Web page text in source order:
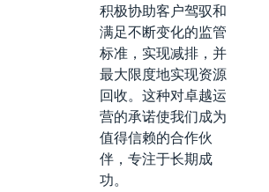
积极协助客户驾驭和
满足不断变化的监管
标准，实现减排，并
最大限度地实现资源
回收。这种对卓越运
营的承诺使我们成为
值得信赖的合作伙
伴，专注于长期成
功。